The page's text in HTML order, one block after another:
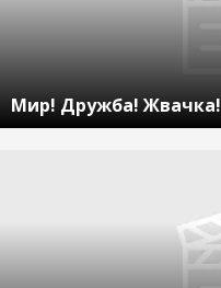
Мир! Дружба! Жвачка!